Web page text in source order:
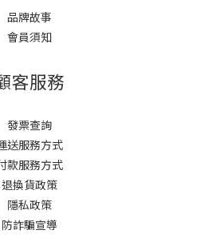
品牌故事
會員須知
客服務
發票查詢
送服務方式
款服務方式
退換貨政策
隱私政策
防詐騙宣導